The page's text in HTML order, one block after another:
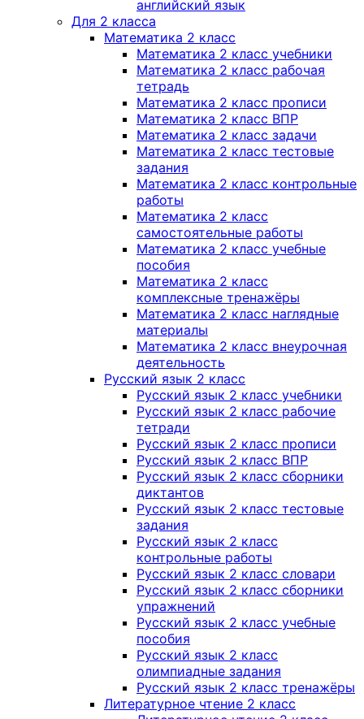
английский язык
Для 2 класса
Математика 2 класс
Математика 2 класс учебники
Математика 2 класс рабочая
тетрадь
Математика 2 класс прописи
Математика 2 класс ВПР
Математика 2 класс задачи
Математика 2 класс тестовые
задания
Математика 2 класс контрольные
работы
Математика 2 класс
самостоятельные работы
Математика 2 класс учебные
пособия
Математика 2 класс
комплексные тренажёры
Математика 2 класс наглядные
материалы
Математика 2 класс внеурочная
деятельность
Русский язык 2 класс
Русский язык 2 класс учебники
Русский язык 2 класс рабочие
тетради
Русский язык 2 класс прописи
Русский язык 2 класс ВПР
Русский язык 2 класс сборники
диктантов
Русский язык 2 класс тестовые
задания
Русский язык 2 класс
контрольные работы
Русский язык 2 класс словари
Русский язык 2 класс сборники
упражнений
Русский язык 2 класс учебные
пособия
Русский язык 2 класс
олимпиадные задания
Русский язык 2 класс тренажёры
Литературное чтение 2 класс